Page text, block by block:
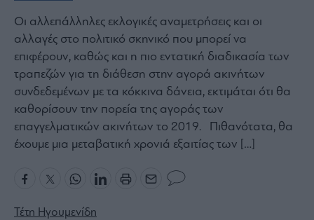
Law
Bloomberg
Financial
Times
The
Wiseman
301
Story
Οι αλλεπάλληλες εκλογικές αναμετρήσεις και οι
αλλαγές στο πολιτικό σκηνικό που μπορεί να
επιφέρουν, καθώς και η πιο εντατική διαδικασία των
τραπεζών για τη διάθεση στην αγορά ακινήτων
συνδεδεμένων με τα κόκκινα δάνεια, εκτιμάται ότι θα
καθορίσουν την πορεία της αγοράς των
επαγγελματικών ακινήτων το 2019. Πιθανότατα, θα
έχουμε μια μεταβατική χρονιά εξαιτίας των […]
Τέτη Ηγουμενίδη